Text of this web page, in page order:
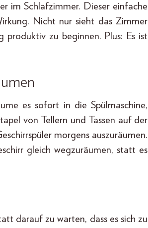
im Schlafzimmer. Dieser einfache
Nicht nur sieht das Zimmer
zu beginnen. Plus: Es ist
es sofort in die Spülmaschine,
von Tellern und Tassen auf der
morgens auszuräumen.
gleich wegzuräumen, statt es
darauf zu warten, dass es sich zu